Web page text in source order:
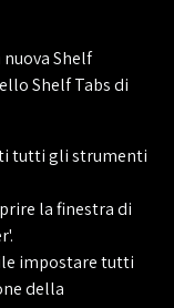
Shelf
Shelf Tabs di
tutti gli strumenti
la finestra di
impostare tutti
della